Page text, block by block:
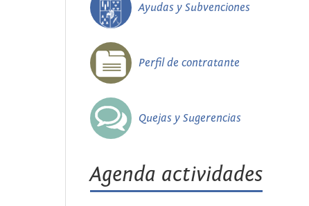
Ayudas y Subvenciones
Perfil de contratante
Quejas y Sugerencias
Agenda actividades